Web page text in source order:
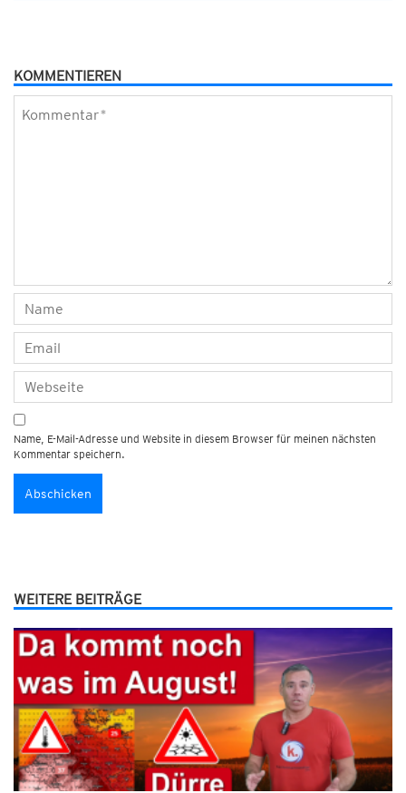
KOMMENTIEREN
Name, E-Mail-Adresse und Website in diesem Browser für meinen nächsten
Kommentar speichern.
WEITERE BEITRÄGE